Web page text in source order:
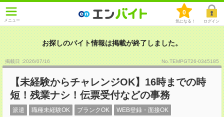
メニュー
0
気になる！ ログイン
お探しのバイト情報は掲載が終了しました。
掲載日 :2026/07/16 No.TEMPGT26-0345185
【未経験からチャレンジOK】16時までの時
短！残業ナシ！伝票受付などの事務
派遣 職種未経験OK ブランクOK WEB登録・面接OK